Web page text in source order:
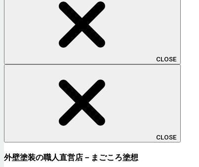
CLOSE
CLOSE
外壁塗装の職人直営店－まごころ塗想